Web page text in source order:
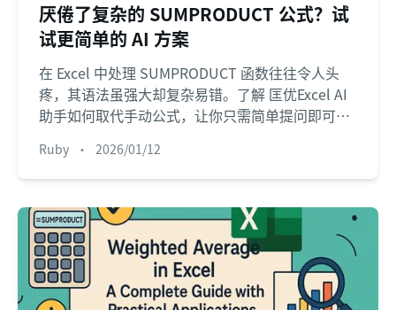
厌倦了复杂的 SUMPRODUCT 公式？试
试更简单的 AI 方案
在 Excel 中处理 SUMPRODUCT 函数往往令人头
疼，其语法虽强大却复杂易错。了解 匡优Excel AI
助手如何取代手动公式，让你只需简单提问即可轻
Ruby • 2026/01/12